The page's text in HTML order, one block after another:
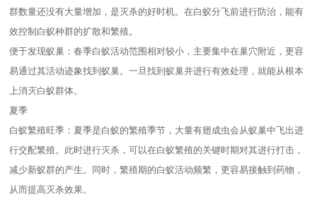
群数量还没有大量增加，是灭杀的好时机。在白蚁分飞前进行防治，能有
效控制白蚁种群的扩散和繁殖。
便于发现蚁巢：春季白蚁活动范围相对较小，主要集中在巢穴附近，更容
易通过其活动迹象找到蚁巢。一旦找到蚁巢并进行有效处理，就能从根本
上消灭白蚁群体。
夏季
白蚁繁殖旺季：夏季是白蚁的繁殖季节，大量有翅成虫会从蚁巢中飞出进
行交配繁殖。此时进行灭杀，可以在白蚁繁殖的关键时期对其进行打击，
减少新蚁群的产生。同时，繁殖期的白蚁活动频繁，更容易接触到药物，
从而提高灭杀效果。